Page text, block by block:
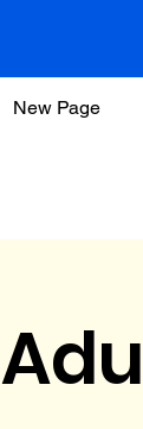
New Page